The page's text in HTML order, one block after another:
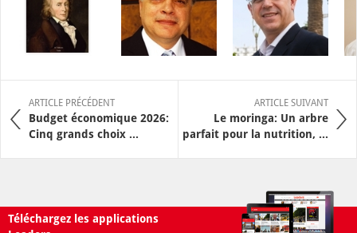
ARTICLE PRÉCÉDENT
Budget économique 2026:
Cinq grands choix ...
ARTICLE SUIVANT
Le moringa: Un arbre
parfait pour la nutrition, ...
Téléchargez les applications